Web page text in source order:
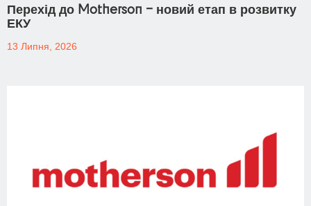
Перехід до Motherson – новий етап в розвитку
ЕКУ
13 Липня, 2026